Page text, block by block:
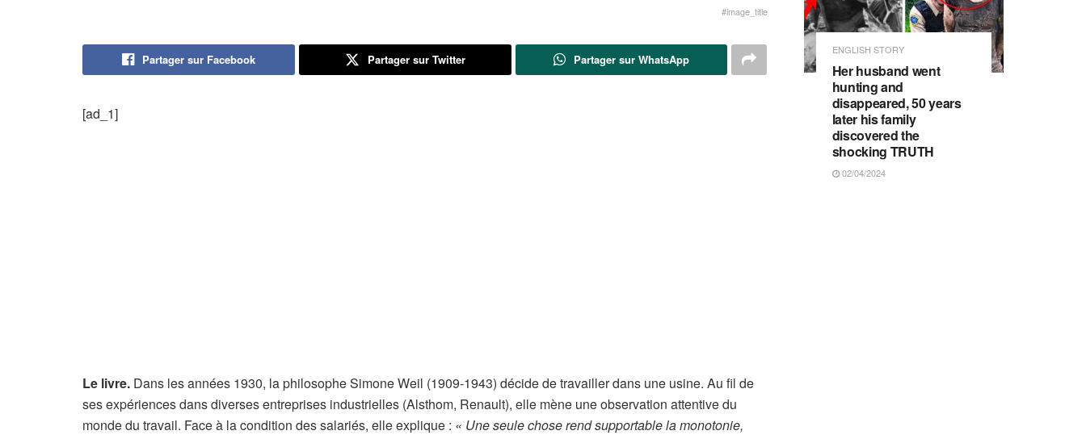
#image_title
Partager sur Facebook Partager sur Twitter Partager sur WhatsApp
[ad_1]
Le livre. Dans les années 1930, la philosophe Simone Weil (1909-1943) décide de travailler dans une usine. Au fil de
ses expériences dans diverses entreprises industrielles (Alsthom, Renault), elle mène une observation attentive du
monde du travail. Face à la condition des salariés, elle explique : « Une seule chose rend supportable la monotonie,
ENGLISH STORY
Her husband went
hunting and
disappeared, 50 years
later his family
discovered the
shocking TRUTH
02/04/2024